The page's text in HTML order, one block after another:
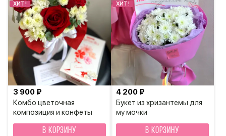
ХИТ!
Комбо цветочная
композиция и конфеты
3 900 ₽
В КОРЗИНУ
ХИТ!
Букет из хризантемы для
му мочки
4 200 ₽
В КОРЗИНУ